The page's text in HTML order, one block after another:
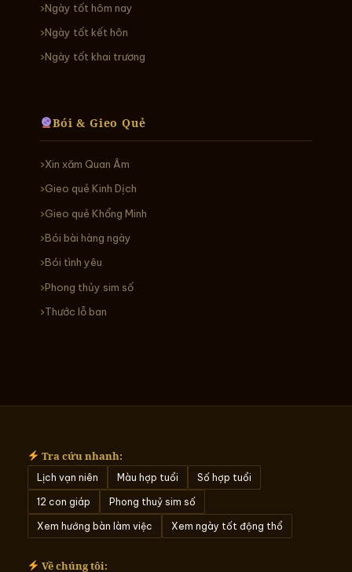
Ngày tốt hôm nay
Ngày tốt kết hôn
Ngày tốt khai trương
Bói & Gieo Quẻ
Xin xăm Quan Âm
Gieo quẻ Kinh Dịch
Gieo quẻ Khổng Minh
Bói bài hàng ngày
Bói tình yêu
Phong thủy sim số
Thước lỗ ban
Tra cứu nhanh:
Lịch vạn niên Màu hợp tuổi Số hợp tuổi
12 con giáp Phong thuỷ sim số
Xem hướng bàn làm việc Xem ngày tốt động thổ
Về chúng tôi: